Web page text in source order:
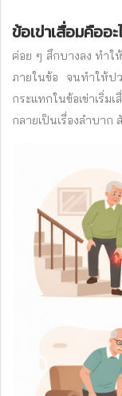
ข้อเข่าเสื่อมคืออะ
ค่อย ๆ สึกบางลง ทำใ
ภายในข้อ จนทำให้
กระแทกในข้อเข่าเริ่
กลายเป็นเรื่องลำบา